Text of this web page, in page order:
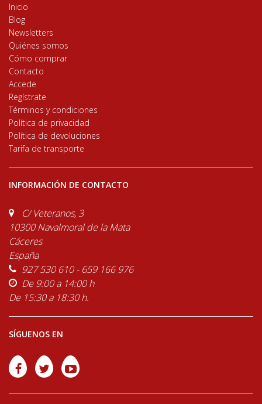
Inicio
Blog
Newsletters
Quiénes somos
Cómo comprar
Contacto
Accede
Regístrate
Términos y condiciones
Política de privacidad
Política de devoluciones
Tarifa de transporte
INFORMACIÓN DE CONTACTO
C/ Veteranos, 3
10300 Navalmoral de la Mata
Cáceres
España
927 530 610 - 659 166 976
De 9:00 a 14:00 h
De 15:30 a 18:30 h.
SÍGUENOS EN